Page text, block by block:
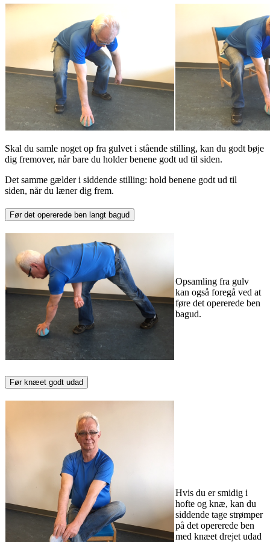
Skal du samle noget op fra gulvet i stående stilling, kan du godt bøje
dig fremover, når bare du holder benene godt ud til siden.
Det samme gælder i siddende stilling: hold benene godt ud til
siden, når du læner dig frem.
Før det opererede ben langt bagud
Opsamling fra gulv
kan også foregå ved at
føre det opererede ben
bagud.
Før knæet godt udad
Hvis du er smidig i
hofte og knæ, kan du
siddende tage strømper
på det opererede ben
med knæet drejet udad